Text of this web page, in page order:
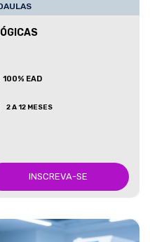
100% EAD
2 A 12 MESES
INSCREVA-SE